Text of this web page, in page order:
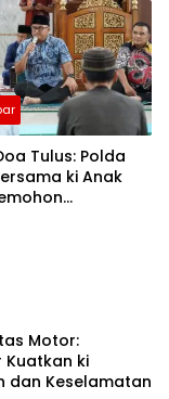
Tulus: Polda
ki Anak
Motor:
Kuatkan ki
dan Keselamatan